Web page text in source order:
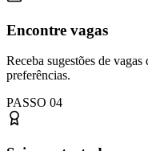
Encontre vagas
Receba sugestões de
preferências.
PASSO 04